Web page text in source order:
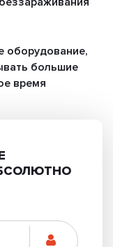
оборудование,
большие
время